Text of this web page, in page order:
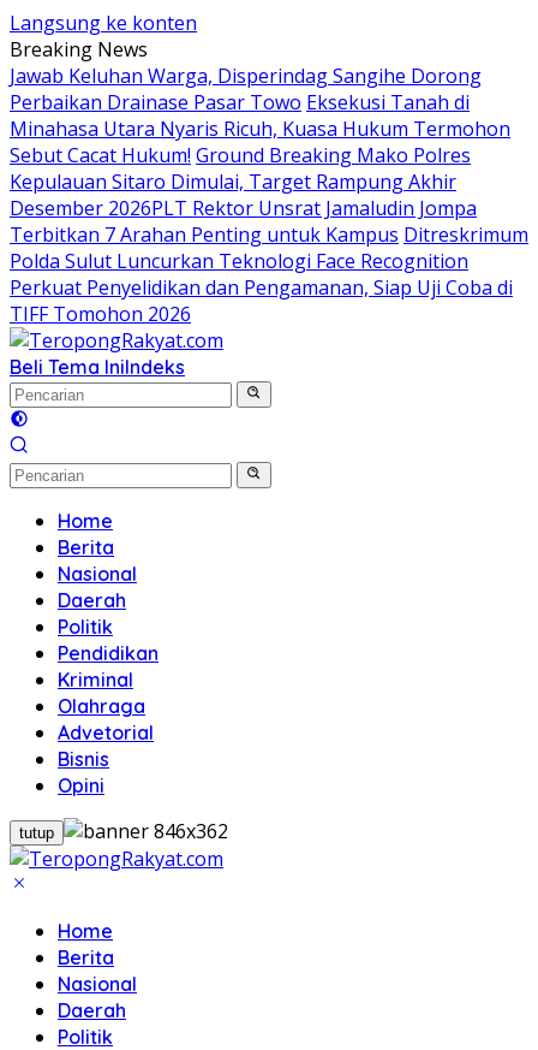
Langsung ke konten
Breaking News
Jawab Keluhan Warga, Disperindag Sangihe Dorong
Perbaikan Drainase Pasar Towo Eksekusi Tanah di
Minahasa Utara Nyaris Ricuh, Kuasa Hukum Termohon
Sebut Cacat Hukum! Ground Breaking Mako Polres
Kepulauan Sitaro Dimulai, Target Rampung Akhir
Desember 2026​PLT Rektor Unsrat Jamaludin Jompa
Terbitkan 7 Arahan Penting untuk Kampus Ditreskrimum
Polda Sulut Luncurkan Teknologi Face Recognition
Perkuat Penyelidikan dan Pengamanan, Siap Uji Coba di
TIFF Tomohon 2026
Beli Tema IniIndeks
Home
Berita
Nasional
Daerah
Politik
Pendidikan
Kriminal
Olahraga
Advetorial
Bisnis
Opini
tutup
Home
Berita
Nasional
Daerah
Politik